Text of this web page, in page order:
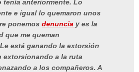
tenía anteriormente. Lo
e igual lo quemaron unos
ponemos denuncia y es la
que me queman
está ganando la extorsión
extorsionando a la ruta
a los compañeros. A